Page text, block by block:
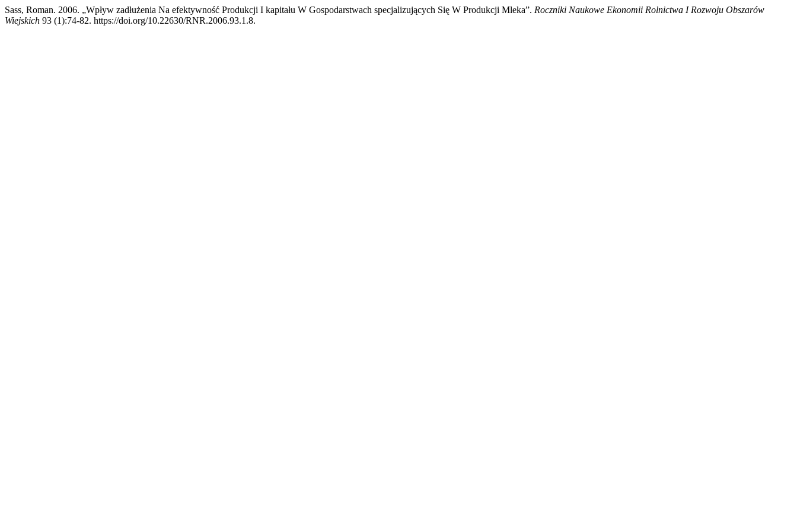
Sass, Roman. 2006. „Wpływ zadłużenia Na efektywność Produkcji I kapitału W Gospodarstwach specjalizujących Się W Produkcji Mleka”. Roczniki Naukowe Ekonomii Rolnictwa I Rozwoju Obszarów
Wiejskich 93 (1):74-82. https://doi.org/10.22630/RNR.2006.93.1.8.